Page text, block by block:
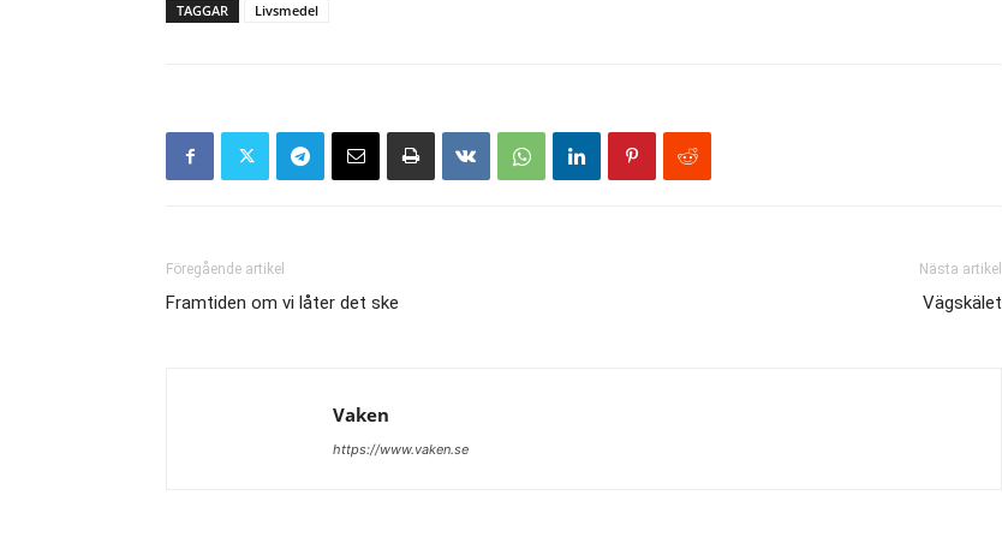
TAGGAR Livsmedel
Föregående artikel
Framtiden om vi låter det ske
Nästa artikel
Vägskälet
Vaken
https://www.vaken.se